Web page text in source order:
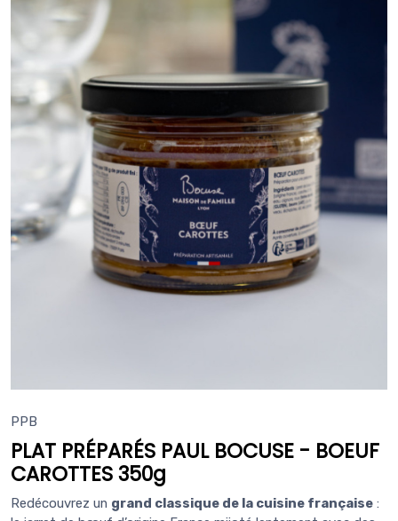
PPB
PLAT PRÉPARÉS PAUL BOCUSE - BOEUF
CAROTTES 350g
Redécouvrez un grand classique de la cuisine française :